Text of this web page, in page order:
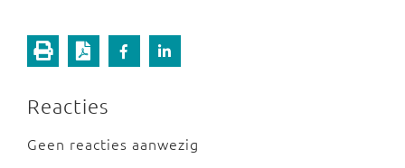
Reacties
Geen reacties aanwezig